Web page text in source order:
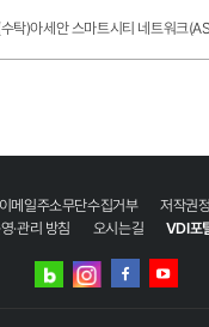
이메일주소무단수집거부 저작권
·관리 방침
오시는길 VDI포
네이버
인스타그램